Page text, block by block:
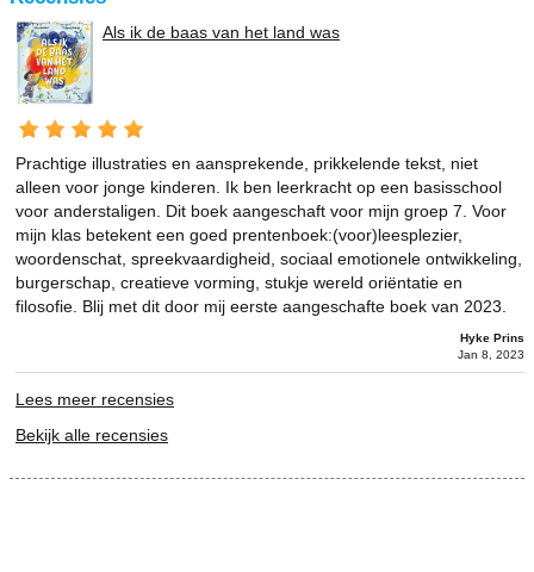
Als ik de baas van het land was
Prachtige illustraties en aansprekende, prikkelende tekst, niet
alleen voor jonge kinderen. Ik ben leerkracht op een basisschool
voor anderstaligen. Dit boek aangeschaft voor mijn groep 7. Voor
mijn klas betekent een goed prentenboek:(voor)leesplezier,
woordenschat, spreekvaardigheid, sociaal emotionele ontwikkeling,
burgerschap, creatieve vorming, stukje wereld oriëntatie en
filosofie. Blij met dit door mij eerste aangeschafte boek van 2023.
Hyke Prins
Jan 8, 2023
Lees meer recensies
Bekijk alle recensies